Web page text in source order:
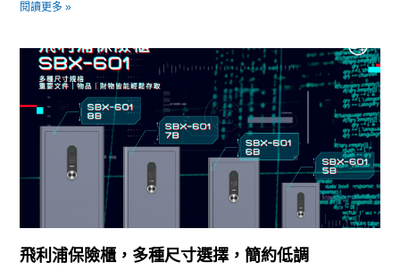
閱讀更多 »
飛利浦保險櫃，多種尺寸選擇，簡約低調